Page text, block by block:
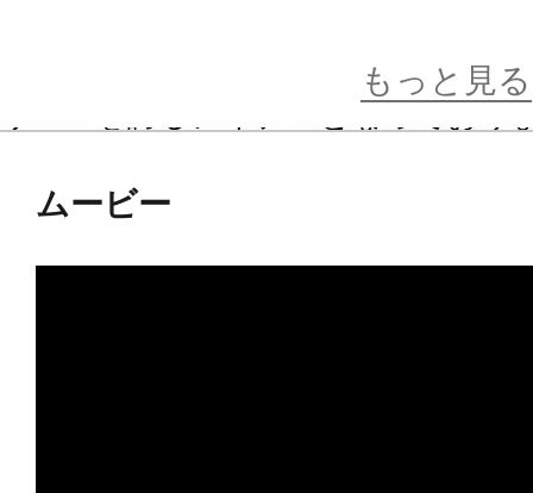
稲葉コウ氏が追加ユニットをデザイ
■本体カラーを新規色に変更し、機
もっと見る
ムービー